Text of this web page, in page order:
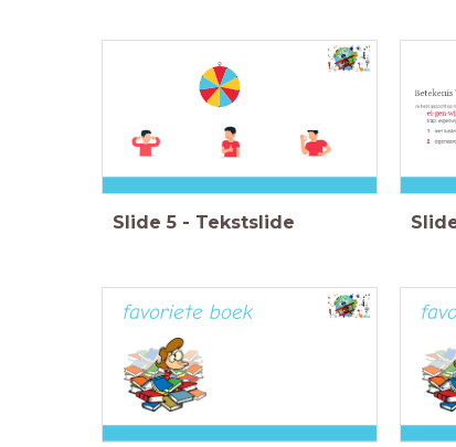
Slide 5 - Tekstslide
favoriete boek